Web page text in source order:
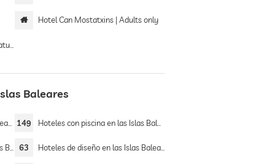
Hotel Can Mostatxins | Adults only
Baleares
149 Hoteles con piscina en las Islas Baleares
63 Hoteles de diseño en las Islas Baleares